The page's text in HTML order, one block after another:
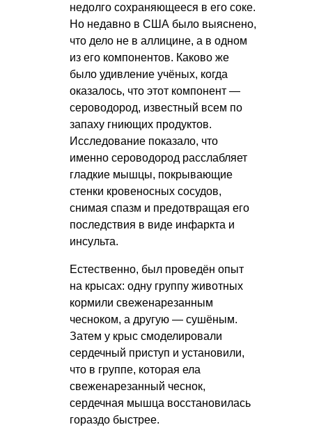
недолго сохраняющееся в его соке.
Но недавно в США было выяснено,
что дело не в аллицине, а в одном
из его компонентов. Каково же
было удивление учёных, когда
оказалось, что этот компонент —
сероводород, известный всем по
запаху гниющих продуктов.
Исследование показало, что
именно сероводород расслабляет
гладкие мышцы, покрывающие
стенки кровеносных сосудов,
снимая спазм и предотвращая его
последствия в виде инфаркта и
инсульта.
Естественно, был проведён опыт
на крысах: одну группу животных
кормили свеженарезанным
чесноком, а другую — сушёным.
Затем у крыс смоделировали
сердечный приступ и установили,
что в группе, которая ела
свеженарезанный чеснок,
сердечная мышца восстановилась
гораздо быстрее.